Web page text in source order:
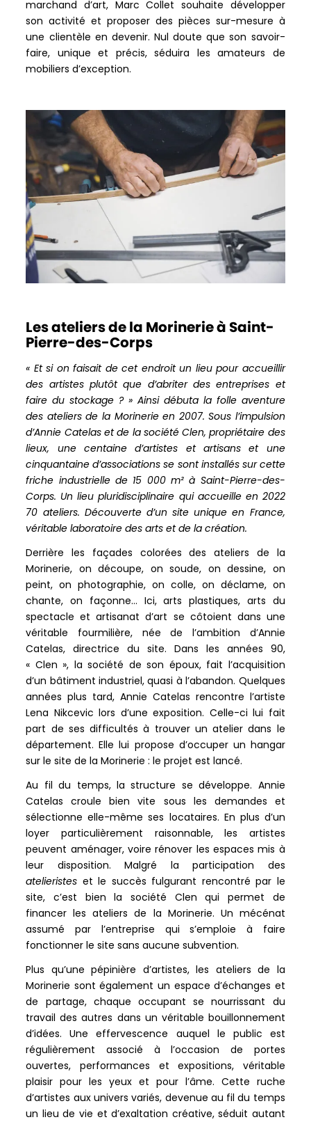
marchand d’art, Marc Collet souhaite développer
son activité et proposer des pièces sur-mesure à
une clientèle en devenir. Nul doute que son savoir-
faire, unique et précis, séduira les amateurs de
mobiliers d’exception.
Les ateliers de la Morinerie à Saint-
Pierre-des-Corps
« Et si on faisait de cet endroit un lieu pour accueillir
des artistes plutôt que d’abriter des entreprises et
faire du stockage ? » Ainsi débuta la folle aventure
des ateliers de la Morinerie en 2007. Sous l’impulsion
d’Annie Catelas et de la société Clen, propriétaire des
lieux, une centaine d’artistes et artisans et une
cinquantaine d’associations se sont installés sur cette
friche industrielle de 15 000 m² à Saint-Pierre-des-
Corps. Un lieu pluridisciplinaire qui accueille en 2022
70 ateliers. Découverte d’un site unique en France,
véritable laboratoire des arts et de la création.
Derrière les façades colorées des ateliers de la
Morinerie, on découpe, on soude, on dessine, on
peint, on photographie, on colle, on déclame, on
chante, on façonne… Ici, arts plastiques, arts du
spectacle et artisanat d’art se côtoient dans une
véritable fourmilière, née de l’ambition d’Annie
Catelas, directrice du site. Dans les années 90,
« Clen », la société de son époux, fait l’acquisition
d’un bâtiment industriel, quasi à l’abandon. Quelques
années plus tard, Annie Catelas rencontre l’artiste
Lena Nikcevic lors d’une exposition. Celle-ci lui fait
part de ses difficultés à trouver un atelier dans le
département. Elle lui propose d’occuper un hangar
sur le site de la Morinerie : le projet est lancé.
Au fil du temps, la structure se développe. Annie
Catelas croule bien vite sous les demandes et
sélectionne elle-même ses locataires. En plus d’un
loyer particulièrement raisonnable, les artistes
peuvent aménager, voire rénover les espaces mis à
leur disposition. Malgré la participation des
atelieristes et le succès fulgurant rencontré par le
site, c’est bien la société Clen qui permet de
financer les ateliers de la Morinerie. Un mécénat
assumé par l’entreprise qui s’emploie à faire
fonctionner le site sans aucune subvention.
Plus qu’une pépinière d’artistes, les ateliers de la
Morinerie sont également un espace d’échanges et
de partage, chaque occupant se nourrissant du
travail des autres dans un véritable bouillonnement
d’idées. Une effervescence auquel le public est
régulièrement associé à l’occasion de portes
ouvertes, performances et expositions, véritable
plaisir pour les yeux et pour l’âme. Cette ruche
d’artistes aux univers variés, devenue au fil du temps
un lieu de vie et d’exaltation créative, séduit autant